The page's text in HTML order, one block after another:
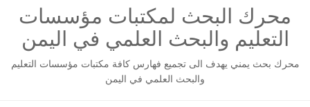
محرك البحث لمكتبات مؤسسات
التعليم والبحث العلمي في اليمن
محرك بحث يمني يهدف الى تجميع فهارس كافة مكتبات مؤسسات التعليم
والبحث العلمي في اليمن